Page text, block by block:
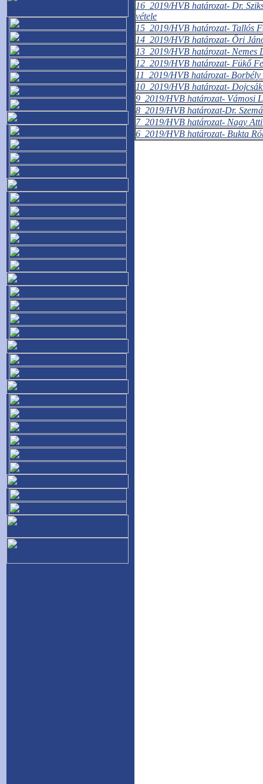
16_2019/HVB határozat- Dr.
vétele
15_2019/HVB határozat- Tallós
14_2019/HVB határozat- Őri
13_2019/HVB határozat- Nemes
12_2019/HVB határozat- Fükő
11_2019/HVB határozat-
10_2019/HVB határozat-
9_2019/HVB határozat- Vámosi
8_2019/HVB határozat-Dr.
7_2019/HVB határozat- Nagy
6_2019/HVB határozat- Bukta